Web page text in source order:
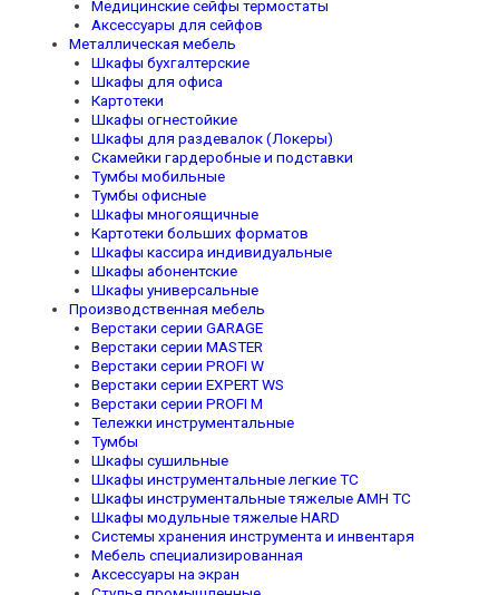
Медицинские сейфы термостаты
Аксессуары для сейфов
Металлическая мебель
Шкафы бухгалтерские
Шкафы для офиса
Картотеки
Шкафы огнестойкие
Шкафы для раздевалок (Локеры)
Скамейки гардеробные и подставки
Тумбы мобильные
Тумбы офисные
Шкафы многоящичные
Картотеки больших форматов
Шкафы кассира индивидуальные
Шкафы абонентские
Шкафы универсальные
Производственная мебель
Верстаки серии GARAGE
Верстаки серии MASTER
Верстаки серии PROFI W
Верстаки серии EXPERT WS
Верстаки серии PROFI M
Тележки инструментальные
Тумбы
Шкафы сушильные
Шкафы инструментальные легкие TC
Шкафы инструментальные тяжелые AMH TC
Шкафы модульные тяжелые HARD
Системы хранения инструмента и инвентаря
Мебель специализированная
Аксессуары на экран